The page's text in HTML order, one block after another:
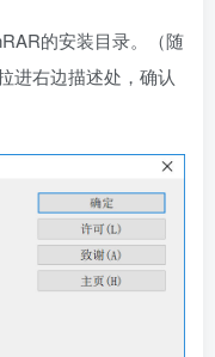
的安装目录。（随
进右边描述处，确认